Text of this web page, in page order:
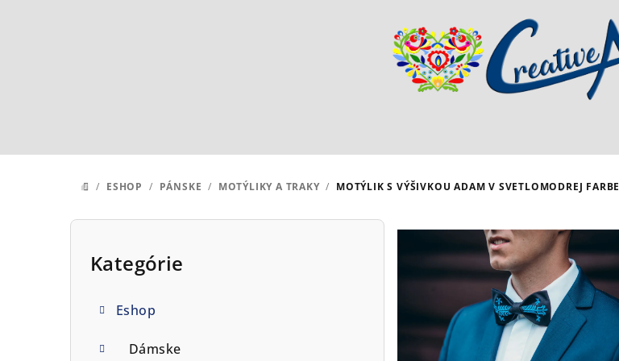
DOMOV
/ ESHOP / PÁNSKE / MOTÝLIKY A TRAKY / MOTÝLIK S VÝŠIVKOU ADAM V SVETLOMODREJ FARBE
B
Preskočiť
kategórie
Kategórie
Eshop
Dámske